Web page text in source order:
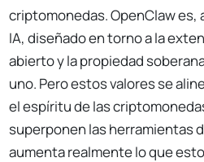
criptomonedas. OpenClaw es,
IA, diseñado en torno a la
abierto y la propiedad
uno. Pero estos valores se
el espíritu de las
superponen las herramientas
aumenta realmente lo que